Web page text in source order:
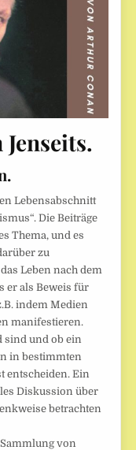
.
Lebensabschnitt
Die Beiträge
Thema, und es
zu
Leben nach dem
er als Beweis für
indem Medien
manifestieren.
sind und ob ein
in bestimmten
entscheiden. Ein
Diskussion über
betrachten
von